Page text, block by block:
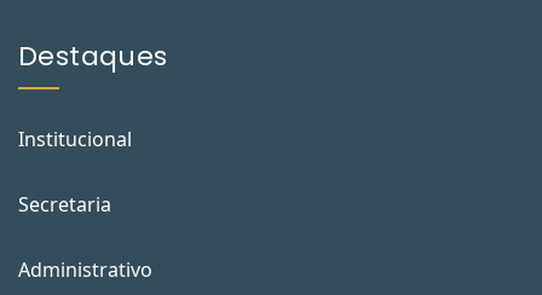
Destaques
Institucional
Secretaria
Administrativo